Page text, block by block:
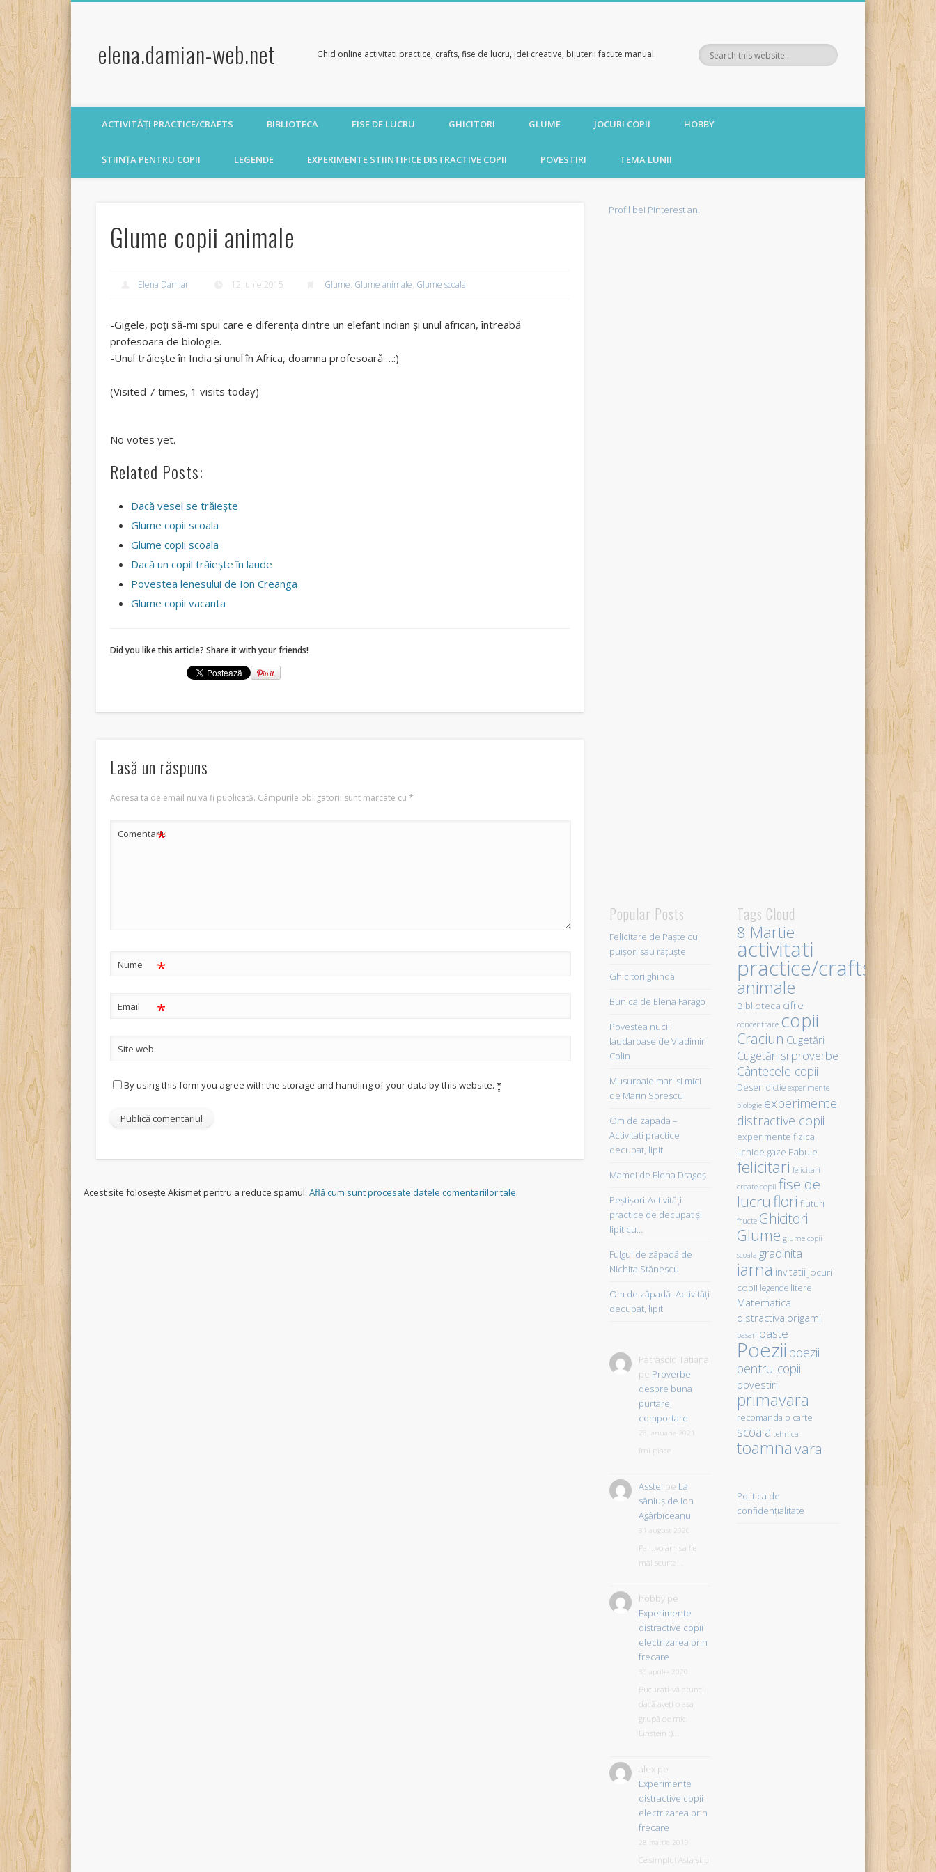
elena.damian-web.net Ghid online activitati practice, crafts, fise de lucru, idei creative, bijuterii facute manual
ACTIVITĂȚI PRACTICE/CRAFTS BIBLIOTECA FISE DE LUCRU GHICITORI GLUME JOCURI COPII HOBBY
ȘTIINȚA PENTRU COPII LEGENDE EXPERIMENTE STIINTIFICE DISTRACTIVE COPII POVESTIRI TEMA LUNII
Glume copii animale
Elena Damian 12 iunie 2015 Glume, Glume animale, Glume scoala
-Gigele, poți să-mi spui care e diferența dintre un elefant indian și unul african, întreabă
profesoara de biologie.
-Unul trăiește în India și unul în Africa, doamna profesoară …:)
(Visited 7 times, 1 visits today)
No votes yet.
Related Posts:
Dacă vesel se trăieşte
Glume copii scoala
Glume copii scoala
Dacă un copil trăieşte în laude
Povestea lenesului de Ion Creanga
Glume copii vacanta
Did you like this article? Share it with your friends!
Lasă un răspuns
Adresa ta de email nu va fi publicată. Câmpurile obligatorii sunt marcate cu*
Comentariu
*
Nume *
Email *
Site web
By using this form you agree with the storage and handling of your data by this website.*
Acest site folosește Akismet pentru a reduce spamul.Află cum sunt procesate datele comentariilor tale.
Profil bei Pinterest an.
Popular Posts
Felicitare de Paște cu
puișori sau rățuște
Ghicitori ghindă
Bunica de Elena Farago
Povestea nucii
laudaroase de Vladimir
Colin
Musuroaie mari si mici
de Marin Sorescu
Om de zapada –
Activitati practice
decupat, lipit
Mamei de Elena Dragoş
Peştişori-Activităţi
practice de decupat şi
lipit cu…
Fulgul de zăpadă de
Nichita Stănescu
Om de zăpadă- Activităţi
decupat, lipit
Patrașcio Tatiana
pe Proverbe
despre buna
purtare,
comportare
28 ianuarie 2021
îmi place
Asstel pe La
săniuş de Ion
Agârbiceanu
31 august 2020
Pai...voiam sa fie
mai scurta. .
hobbype
Experimente
distractive copii
electrizarea prin
frecare
30 aprilie 2020
Bucurați-vă atunci
dacă aveți o așa
grupă de mici
Einstein :)...
alexpe
Experimente
distractive copii
electrizarea prin
frecare
28 martie 2019
Ce simplu! Asta știu
Tags Cloud
8 Martie
activitati
practice/crafts
animale
Biblioteca cifre
concentrare copii
Craciun Cugetări
Cugetări şi proverbe
Cântecele copii
Desen dictie experimente
biologie experimente
distractive copii
experimente fizica
lichide gaze Fabule
felicitari felicitari
create copii fise de
lucruflori fluturi
fructe Ghicitori
Glume glume copii
scoala gradinita
iarna invitatii Jocuri
copii legende litere
Matematica
distractiva origami
pasari paste
Poezii poezii
pentru copii
povestiri
primavara
recomanda o carte
scoala tehnica
toamnavara
Politica de
confidențialitate